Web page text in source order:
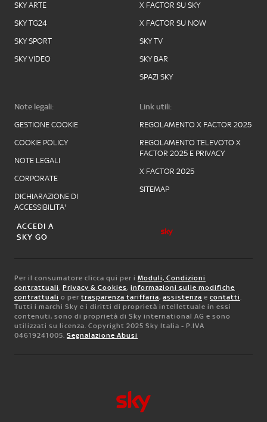
SKY ARTE
SKY TG24
SKY SPORT
SKY VIDEO
X FACTOR SU SKY
X FACTOR SU NOW
SKY TV
SKY BAR
SPAZI SKY
Note legali:
GESTIONE COOKIE
COOKIE POLICY
NOTE LEGALI
CORPORATE
DICHIARAZIONE DI
ACCESSIBILITA'
Link utili:
REGOLAMENTO X FACTOR 2025
REGOLAMENTO TELEVOTO X
FACTOR 2025 E PRIVACY
X FACTOR 2025
SITEMAP
ACCEDI A
SKY GO
Per il consumatore clicca qui per i Moduli, Condizioni
contrattuali, Privacy & Cookies, informazioni sulle modifiche
contrattuali o per trasparenza tariffaria, assistenza e contatti.
Tutti i marchi Sky e i diritti di proprietà intellettuale in essi
contenuti, sono di proprietà di Sky international AG e sono
utilizzati su licenza. Copyright 2025 Sky Italia - P.IVA
04619241005. Segnalazione Abusi